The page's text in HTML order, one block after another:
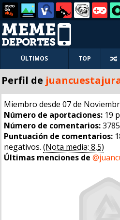
ÚLTIMOS TOP
Perfil de
Miembro desde 07 de
Número de aportaciones: 19
Número de comentarios:3785
Puntuación de comentarios:
negativos. (Nota media: 8,5)
Últimas menciones de